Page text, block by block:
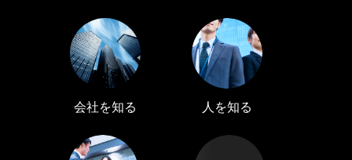
会社を知る 人を知る